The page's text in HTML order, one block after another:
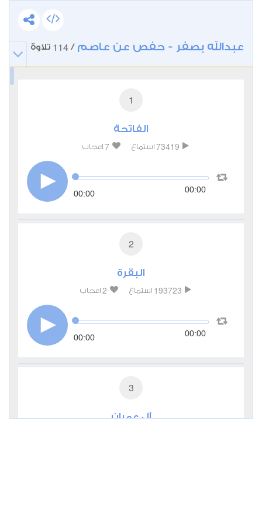
عبدالله بصفر - حفص عن عاصم /
114 تلاوة
1
الفاتحة
73419 استماع 7 اعجاب
00:00 00:00
2
البقرة
193723 استماع 2 اعجاب
00:00 00:00
3
آل عمران